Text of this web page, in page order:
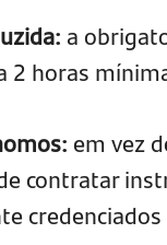
a
2 horas
em vez
contratar